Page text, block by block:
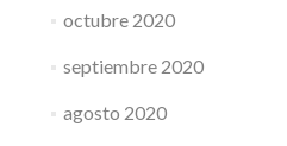
octubre 2020
septiembre 2020
agosto 2020